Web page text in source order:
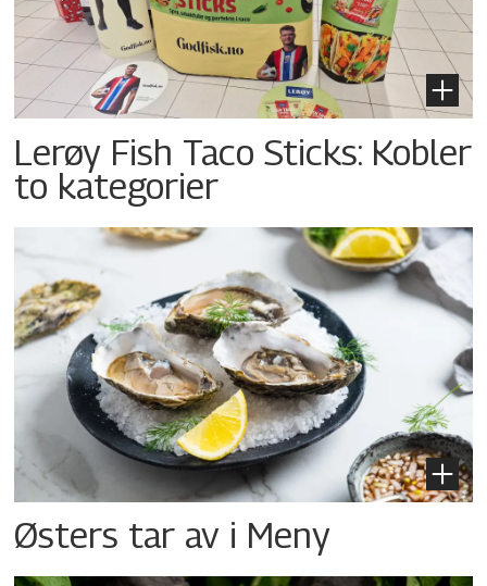
Lerøy Fish Taco Sticks: Kobler
to kategorier
Østers tar av i Meny